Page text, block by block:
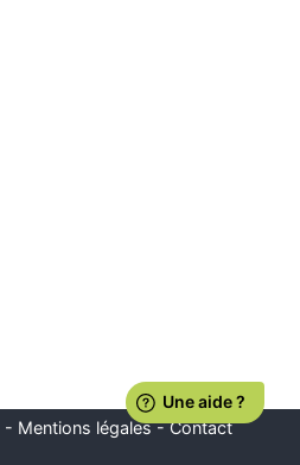
- Mentions légales-Contact